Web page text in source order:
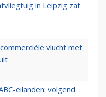
in Leipzig zat
vlucht met
eilanden: volgend